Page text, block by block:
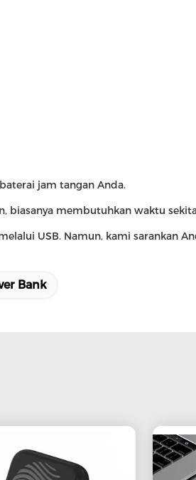
jam tangan Anda.
biasanya membutuhkan waktu
USB. Namun, kami sarankan
Bank